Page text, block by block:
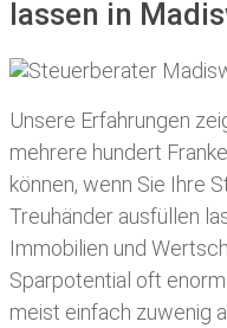
lassen in
Unsere Erfahrungen
mehrere hundert
können, wenn Sie Ihre
Treuhänder ausfüllen
Immobilien und
Sparpotential oft
meist einfach zuwenig